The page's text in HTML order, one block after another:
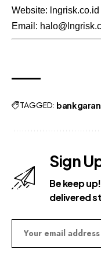
Website: lngrisk.co.id
Email:
TAGGED: bank
Sign
Be keep
delivered